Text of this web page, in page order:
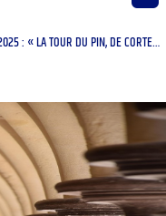
: « LA TOUR DU PIN, DE CORTE…